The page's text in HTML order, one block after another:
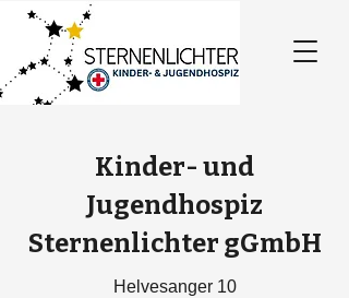
Kinder- und
Jugendhospiz
Sternenlichter gGmbH
Helvesanger 10